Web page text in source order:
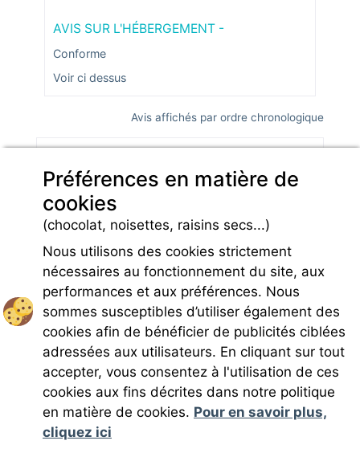
AVIS SUR L'HÉBERGEMENT -
Conforme
Voir ci dessus
Avis affichés par ordre chronologique
En savoir plus
Rejoignez-nous
Préférences en matière de
cookies
(chocolat, noisettes, raisins secs...)
Nous utilisons des cookies strictement
nécessaires au fonctionnement du site, aux
performances et aux préférences. Nous
sommes susceptibles d’utiliser également des
cookies afin de bénéficier de publicités ciblées
adressées aux utilisateurs. En cliquant sur tout
accepter, vous consentez à l'utilisation de ces
cookies aux fins décrites dans notre politique
en matière de cookies. Pour en savoir plus,
cliquez ici